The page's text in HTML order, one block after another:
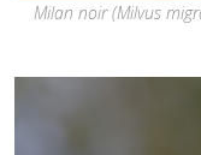
Milan noir (Milvus